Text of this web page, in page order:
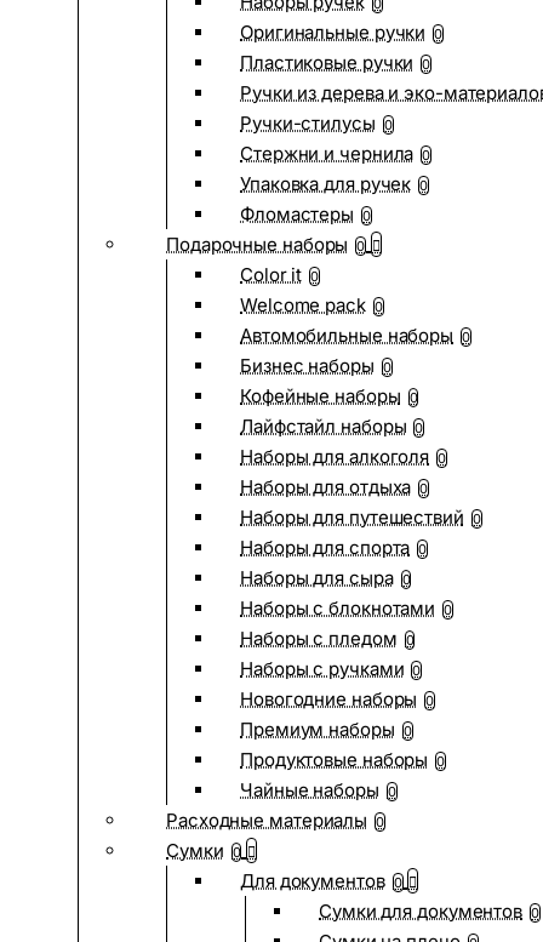
0
Оригинальные ручки 0
Пластиковые ручки 0
Ручки из дерева и эко-
Ручки-стилусы 0
Стержни и чернила 0
Упаковка для ручек 0
Фломастеры 0
Подарочные наборы 0
Color it 0
Welcome pack 0
Автомобильные наборы 0
Бизнес наборы 0
Кофейные наборы 0
Лайфстайл наборы 0
Наборы для алкоголя 0
Наборы для отдыха 0
Наборы для путешествий 0
Наборы для спорта 0
Наборы для сыра 0
Наборы с блокнотами 0
Наборы с пледом 0
Наборы с ручками 0
Новогодние наборы 0
Премиум наборы 0
Продуктовые наборы 0
Чайные наборы 0
Расходные материалы 0
Сумки 0
Для документов 0
Сумки для документов 0